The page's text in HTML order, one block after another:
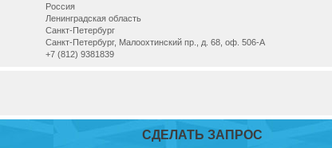
Россия
Ленинградская область
Санкт-Петербург
Санкт-Петербург, Малоохтинский пр., д. 68, оф. 506-А
+7 (812) 9381839
СДЕЛАТЬ ЗАПРОС